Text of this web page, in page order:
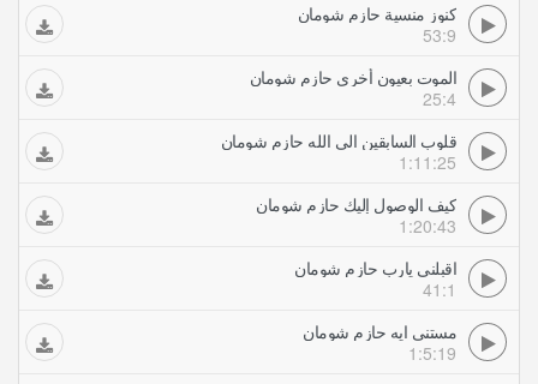
كنوز منسية حازم شومان
53:9
الموت بعيون أخرى حازم شومان
25:4
قلوب السابقين الى الله حازم شومان
1:11:25
كيف الوصول إليك حازم شومان
1:20:43
اقبلني يارب حازم شومان
41:1
مستنى ايه حازم شومان
1:5:19